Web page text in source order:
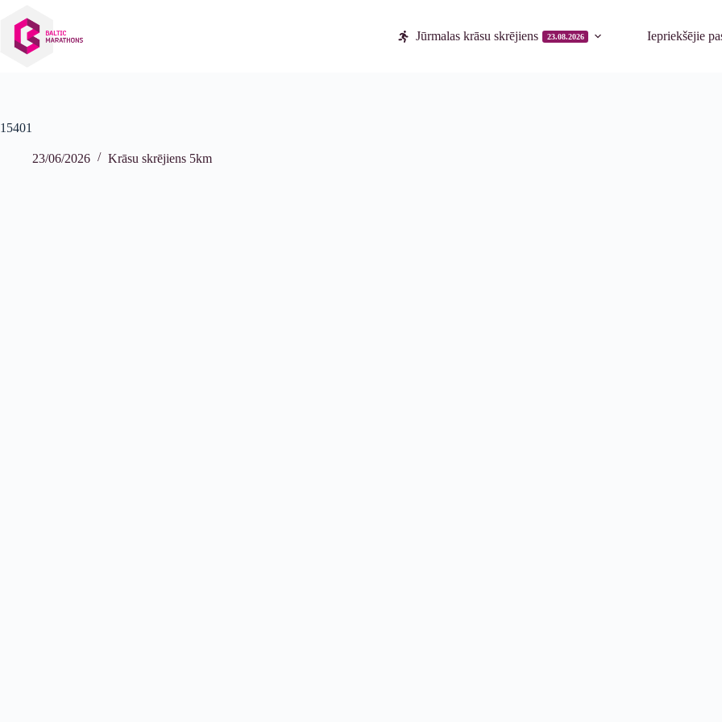
saturu
Jūrmalas krāsu skrējiens 23.08.2026 Iepriekšējie
15401
23/06/2026 Krāsu skrējiens 5km